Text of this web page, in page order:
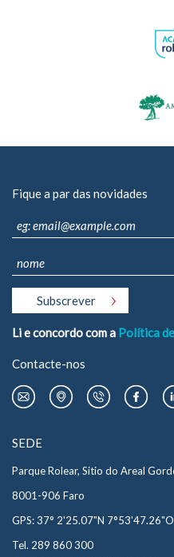
Fique a par das novidades
Li e concordo com a Política
Contacte-nos
SEDE
Parque Rolear, Sitio do Areal
8001-906 Faro
GPS: 37° 2'25.07"N 7°53'47.26"O
Tel. 289 860 300